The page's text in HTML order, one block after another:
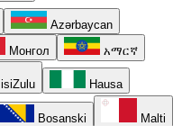
Azərbaycan
Монгол አማርኛ
isiZulu Hausa
Bosanski Malti